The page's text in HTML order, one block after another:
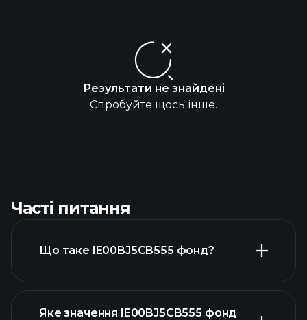
Результати не знайдені
Спробуйте щось інше.
Часті питання
Що таке IE00BJ5CB555 фонд?
Яке значення IE00BJ5CB555 фонд